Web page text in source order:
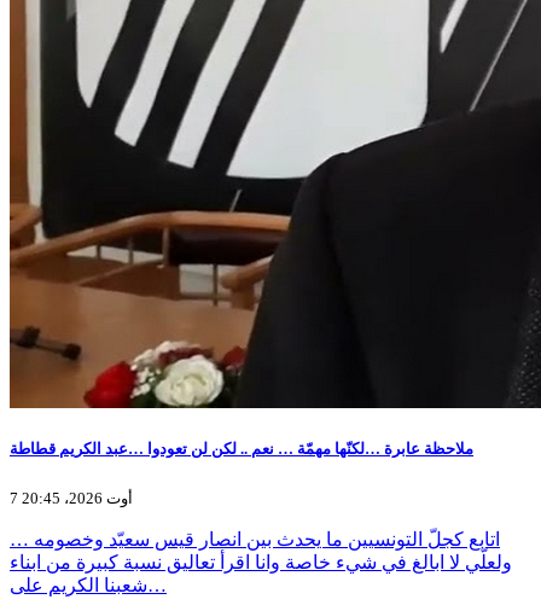
ملاحظة عابرة …لكنّها مهمّة … نعم .. لكن لن تعودوا …عبد الكريم قطاطة
7 أوت 2026، 20:45
اتابع كجلّ التونسيين ما يحدث بين انصار قيس سعيّد وخصومه …
ولعلّي لا ابالغ في شيء خاصة وانا اقرأ تعاليق نسبة كبيرة من ابناء
شعبنا الكريم على…